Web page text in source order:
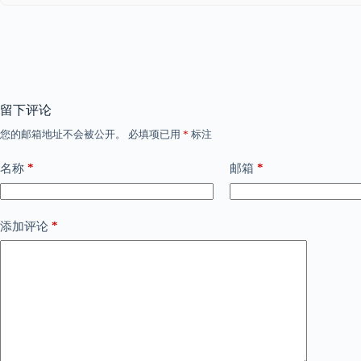
留下评论
您的邮箱地址不会被公开。 必填项已用 * 标注
名称 * 邮箱 *
添加评论 *